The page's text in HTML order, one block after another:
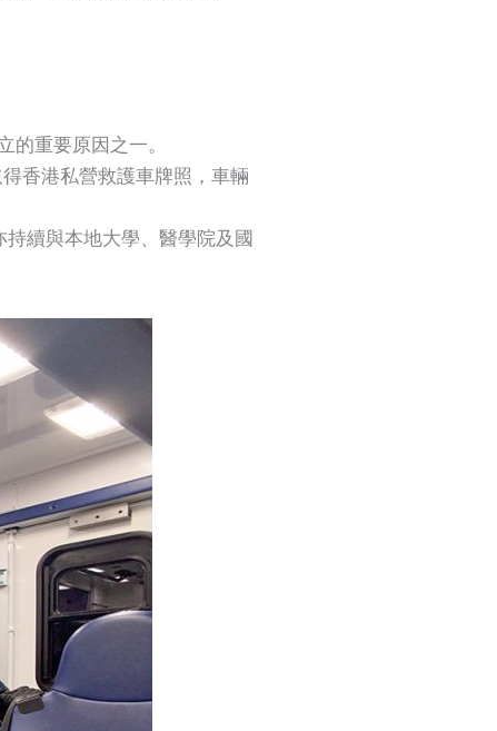
重要原因之一。
香港私營救護車牌照，車輛
續與本地大學、醫學院及國